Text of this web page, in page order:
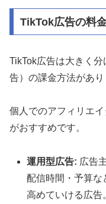
TikTok広告の料金
TikTok広告は大きく
告）の課金方法があり
個人でのアフィリエ
がおすすめです。
運用型広告: 広告
配信時間・予算な
高めていける広告